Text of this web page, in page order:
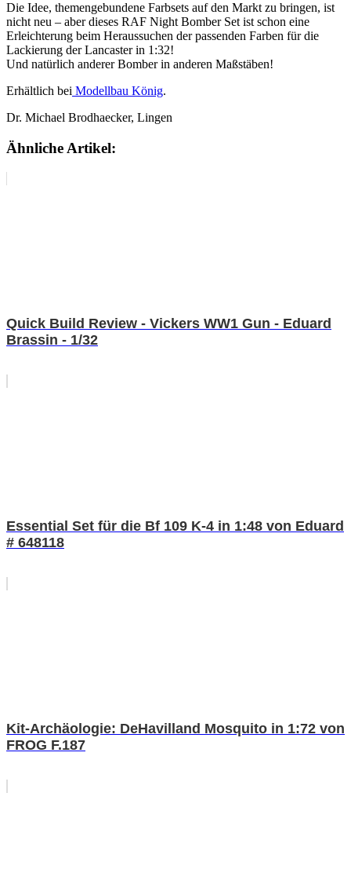
Die Idee, themengebundene Farbsets auf den Markt zu bringen, ist
nicht neu – aber dieses RAF Night Bomber Set ist schon eine
Erleichterung beim Heraussuchen der passenden Farben für die
Lackierung der Lancaster in 1:32!
Und natürlich anderer Bomber in anderen Maßstäben!
Erhältlich bei Modellbau König.
Dr. Michael Brodhaecker, Lingen
Ähnliche Artikel:
Quick Build Review - Vickers WW1 Gun - Eduard
Brassin - 1/32
Essential Set für die Bf 109 K-4 in 1:48 von Eduard
# 648118
Kit-Archäologie: DeHavilland Mosquito in 1:72 von
FROG F.187